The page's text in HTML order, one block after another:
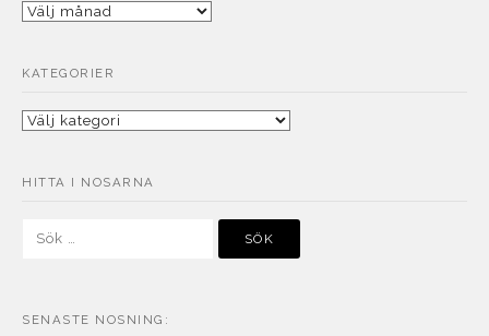
Arkiv
KATEGORIER
Kategorier
HITTA I NOSARNA
SENASTE NOSNING: